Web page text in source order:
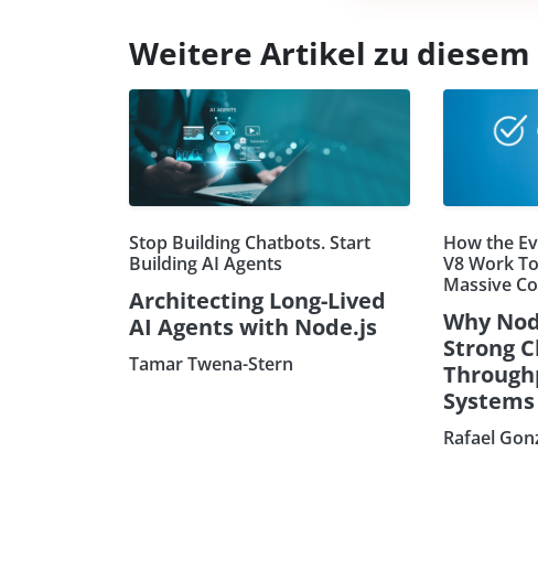
Weitere Artikel zu diesem
Stop Building Chatbots. Start
Building AI Agents
Architecting Long-Lived
AI Agents with Node.js
Tamar Twena-Stern
How the
V8 Work
Massive
Why
Strong
Systems
Rafael